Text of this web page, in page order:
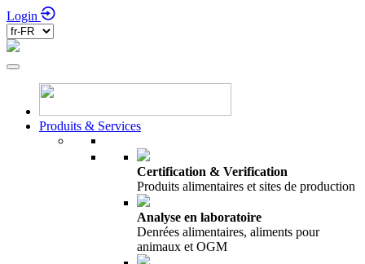
Login
Produits & Services
Certification & Verification
Produits alimentaires et sites de production
Analyse en laboratoire
Denrées alimentaires, aliments pour
animaux et OGM